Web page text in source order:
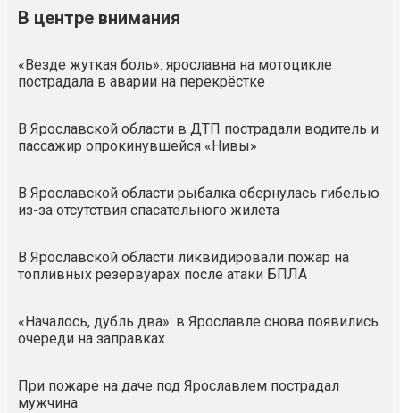
В центре внимания
«Везде жуткая боль»: ярославна на мотоцикле
пострадала в аварии на перекрёстке
В Ярославской области в ДТП пострадали водитель и
пассажир опрокинувшейся «Нивы»
В Ярославской области рыбалка обернулась гибелью
из-за отсутствия спасательного жилета
В Ярославской области ликвидировали пожар на
топливных резервуарах после атаки БПЛА
«Началось, дубль два»: в Ярославле снова появились
очереди на заправках
При пожаре на даче под Ярославлем пострадал
мужчина